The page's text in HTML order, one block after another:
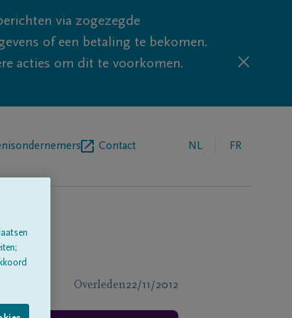
via zogezegde
of een betaling te bekomen.
acties om dit te voorkomen.
Contact NL FR
Overleden22/11/2012